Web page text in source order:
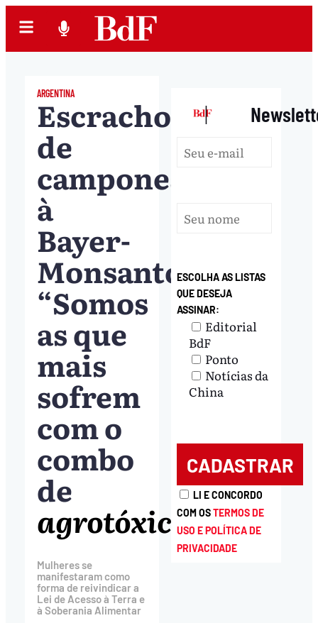
ARGENTINA
Escracho
de
camponesas
à
Bayer-
Monsanto:
“Somos
as que
mais
sofrem
com o
combo
de
agrotóxicos“
Mulheres se
manifestaram como
forma de reivindicar a
Lei de Acesso à Terra e
à Soberania Alimentar
|
ESCOLHA AS LISTAS
QUE DESEJA
ASSINAR:
Editorial
BdF
Ponto
Notícias da
China
LI E CONCORDO
COM OSTERMOS DE
USO E POLÍTICA DE
PRIVACIDADE